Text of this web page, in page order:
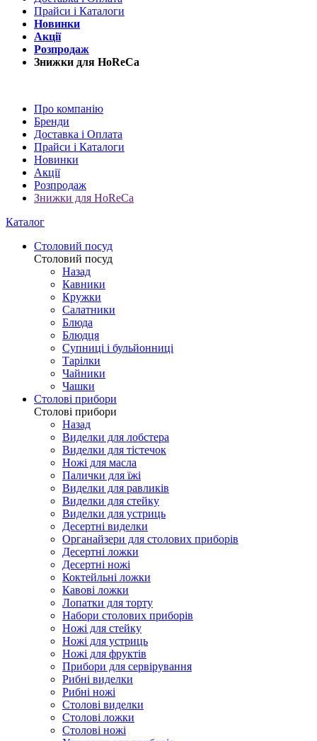
Прайси і Каталоги
Новинки
Акції
Розпродаж
Знижки для HoReCa
Про компанію
Бренди
Доставка і Оплата
Прайси і Каталоги
Новинки
Акції
Розпродаж
Знижки для HoReCa
Каталог
Столовий посуд
Столовий посуд
Назад
Кавники
Кружки
Салатники
Блюда
Блюдця
Супниці і бульйонниці
Тарілки
Чайники
Чашки
Столові прибори
Столові прибори
Назад
Виделки для лобстера
Виделки для тістечок
Ножі для масла
Палички для їжі
Виделки для равликів
Виделки для стейку
Виделки для устриць
Десертні виделки
Органайзери для столових приборів
Десертні ложки
Десертні ножі
Коктейльні ложки
Кавові ложки
Лопатки для торту
Набори столових приборів
Ножі для стейку
Ножі для устриць
Ножі для фруктів
Прибори для сервірування
Рибні виделки
Рибні ножі
Столові виделки
Столові ложки
Столові ножі